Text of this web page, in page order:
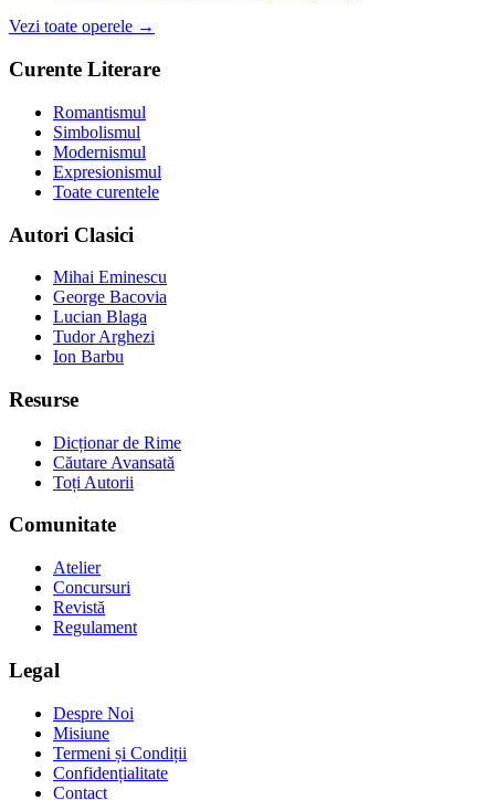
Vezi toate operele →
Curente Literare
Romantismul
Simbolismul
Modernismul
Expresionismul
Toate curentele
Autori Clasici
Mihai Eminescu
George Bacovia
Lucian Blaga
Tudor Arghezi
Ion Barbu
Resurse
Dicționar de Rime
Căutare Avansată
Toți Autorii
Comunitate
Atelier
Concursuri
Revistă
Regulament
Legal
Despre Noi
Misiune
Termeni și Condiții
Confidențialitate
Contact